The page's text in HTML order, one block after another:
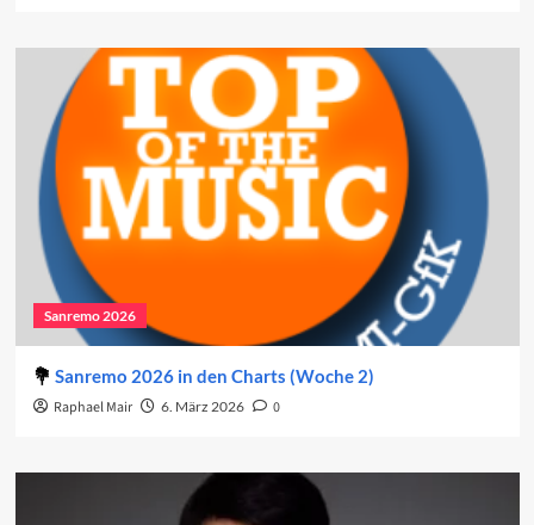
Sanremo 2026
Sanremo 2026 in den Charts (Woche 2)
Raphael Mair 6. März 2026 0